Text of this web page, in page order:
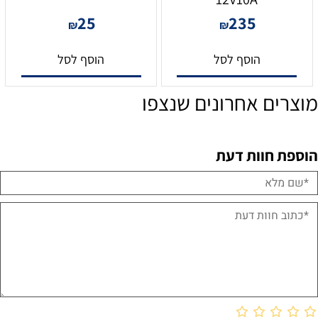
₪235
הוסף לסל
₪25
הוסף לסל
מוצרים אחרונים שנצפו
הוספת חוות דעת